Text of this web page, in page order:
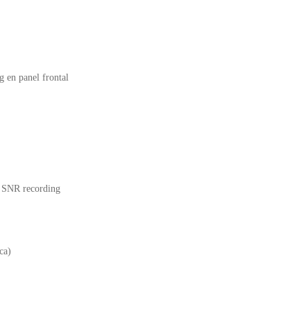
en panel frontal
recording